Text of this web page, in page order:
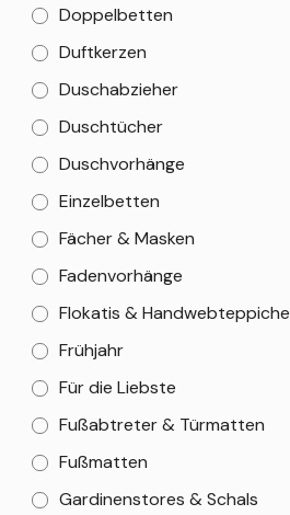
Doppelbetten
Duftkerzen
Duschabzieher
Duschtücher
Duschvorhänge
Einzelbetten
Fächer & Masken
Fadenvorhänge
Flokatis & Handwebteppiche
Frühjahr
Für die Liebste
Fußabtreter & Türmatten
Fußmatten
Gardinenstores & Schals